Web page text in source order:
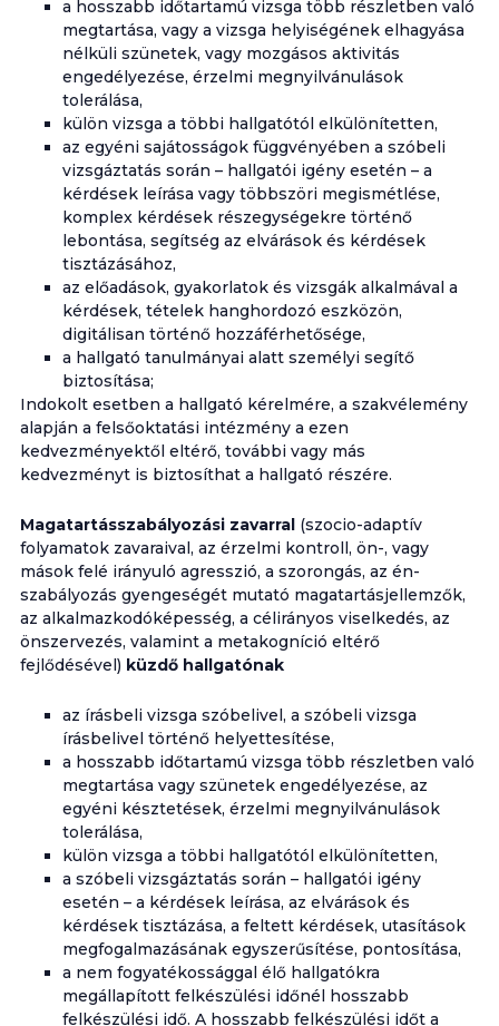
a hosszabb időtartamú vizsga több részletben való
megtartása, vagy a vizsga helyiségének elhagyása
nélküli szünetek, vagy mozgásos aktivitás
engedélyezése, érzelmi megnyilvánulások
tolerálása,
külön vizsga a többi hallgatótól elkülönítetten,
az egyéni sajátosságok függvényében a szóbeli
vizsgáztatás során – hallgatói igény esetén – a
kérdések leírása vagy többszöri megismétlése,
komplex kérdések részegységekre történő
lebontása, segítség az elvárások és kérdések
tisztázásához,
az előadások, gyakorlatok és vizsgák alkalmával a
kérdések, tételek hanghordozó eszközön,
digitálisan történő hozzáférhetősége,
a hallgató tanulmányai alatt személyi segítő
biztosítása;
Indokolt esetben a hallgató kérelmére, a szakvélemény
alapján a felsőoktatási intézmény a ezen
kedvezményektől eltérő, további vagy más
kedvezményt is biztosíthat a hallgató részére.
Magatartásszabályozási zavarral (szocio-adaptív
folyamatok zavaraival, az érzelmi kontroll, ön-, vagy
mások felé irányuló agresszió, a szorongás, az én-
szabályozás gyengeségét mutató magatartásjellemzők,
az alkalmazkodóképesség, a célirányos viselkedés, az
önszervezés, valamint a metakogníció eltérő
fejlődésével) küzdő hallgatónak
az írásbeli vizsga szóbelivel, a szóbeli vizsga
írásbelivel történő helyettesítése,
a hosszabb időtartamú vizsga több részletben való
megtartása vagy szünetek engedélyezése, az
egyéni késztetések, érzelmi megnyilvánulások
tolerálása,
külön vizsga a többi hallgatótól elkülönítetten,
a szóbeli vizsgáztatás során – hallgatói igény
esetén – a kérdések leírása, az elvárások és
kérdések tisztázása, a feltett kérdések, utasítások
megfogalmazásának egyszerűsítése, pontosítása,
a nem fogyatékossággal élő hallgatókra
megállapított felkészülési időnél hosszabb
felkészülési idő. A hosszabb felkészülési időt a